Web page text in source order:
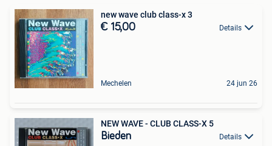
new wave club class-x 3
€ 15,00 Details
Mechelen 24 jun 26
NEW WAVE - CLUB CLASS-X 5
Bieden Details